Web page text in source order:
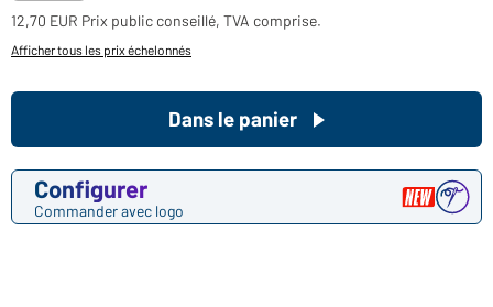
12,70 EUR Prix public conseillé, TVA comprise.
Afficher tous les prix échelonnés
Configurer
Commander avec logo
Dans le panier